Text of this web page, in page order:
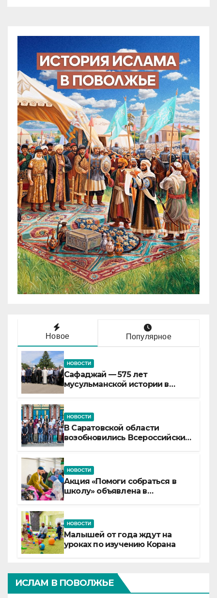
Новое Популярное
НОВОСТИ
Сафаджай — 575 лет
мусульманской истории в
НОВОСТИ
В Саратовской области
возобновились Всероссийские
НОВОСТИ
Акция «Помоги собраться в
школу» объявлена в
НОВОСТИ
Малышей от года ждут на
уроках по изучению Корана
ИСЛАМ В ПОВОЛЖЬЕ